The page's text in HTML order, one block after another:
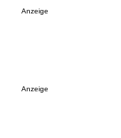
Anzeige
Anzeige